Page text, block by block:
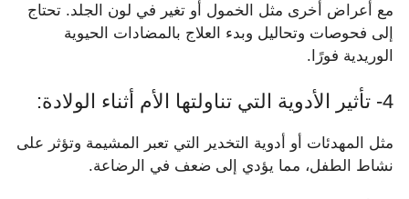
مع أعراض أخرى مثل الخمول أو تغير في لون الجلد. تحتاج
إلى فحوصات وتحاليل وبدء العلاج بالمضادات الحيوية
الوريدية فورًا.
4- تأثير الأدوية التي تناولتها الأم أثناء الولادة:
مثل المهدئات أو أدوية التخدير التي تعبر المشيمة وتؤثر على
نشاط الطفل، مما يؤدي إلى ضعف في الرضاعة.